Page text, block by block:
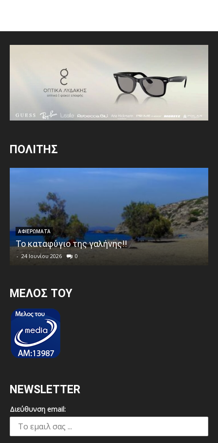
ΠΟΛΙΤΗΣ
ΑΦΙΕΡΩΜΑΤΑ
Το καταφύγιο της γαλήνης!!
- 24 Ιουνίου 2026 0
MEΛΟΣ ΤΟΥ
NEWSLETTER
Διεύθυνση email: